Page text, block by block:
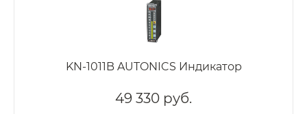
KN-1011B AUTONICS Индикатор
49 330 руб.